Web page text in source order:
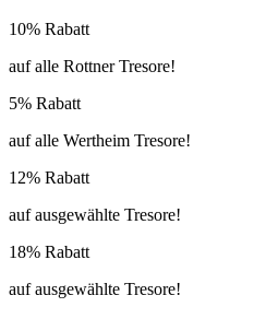
10% Rabatt
auf alle Rottner Tresore!
5% Rabatt
auf alle Wertheim Tresore!
12% Rabatt
auf ausgewählte Tresore!
18% Rabatt
auf ausgewählte Tresore!